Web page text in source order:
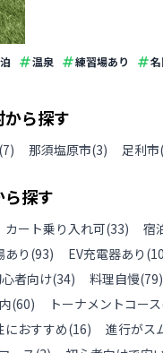
温泉 練習場あり
から探す
(7) 那須塩原市(3) 足利市(
ら探す
カート乗り入れ可(33) 宿
あり (93) EV充電器あり (10
者向け(34) 料理自慢(79)
(60) トーナメントコース
におすすめ(16) 進行がス